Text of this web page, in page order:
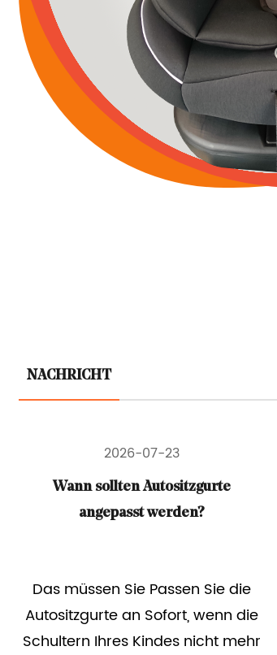
NACHRICHT
2026-07-17
So reisen Sie mit einem Autositz:
Der ultimative Leitfaden, bei
Der sicherste Weg mit einem
Autositz reisen besteht darin, es
für Ihr Kind im Flugzeug zu